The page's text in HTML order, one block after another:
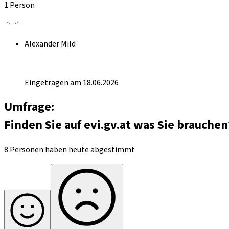
1 Person
Alexander Mild
Eingetragen am 18.06.2026
Umfrage:
Finden Sie auf evi.gv.at was Sie
8 Personen haben heute abgestimmt